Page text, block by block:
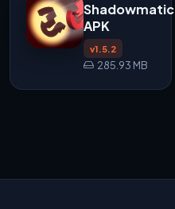
Shadowmatic
APK
v1.5.2
285.93 MB